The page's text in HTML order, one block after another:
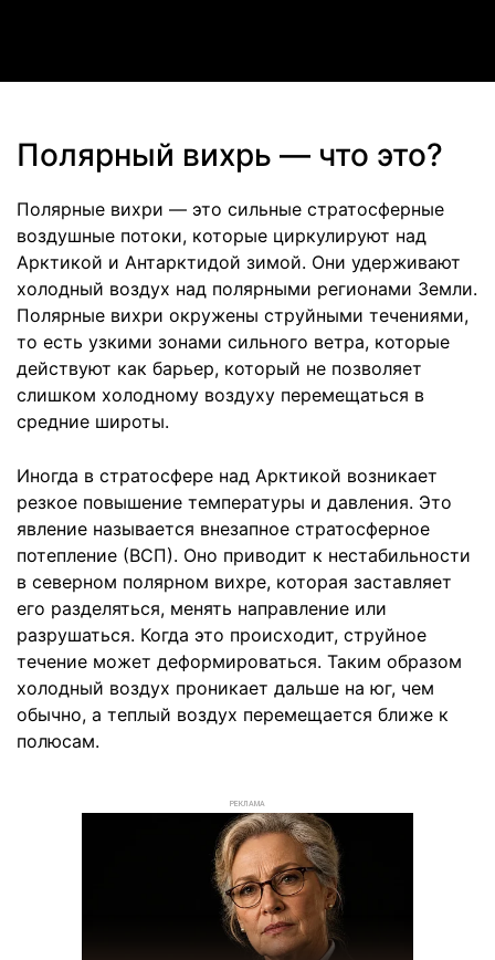
Полярный вихрь — что это?
Полярные вихри — это сильные стратосферные
воздушные потоки, которые циркулируют над
Арктикой и Антарктидой зимой. Они удерживают
холодный воздух над полярными регионами Земли.
Полярные вихри окружены струйными течениями,
то есть узкими зонами сильного ветра, которые
действуют как барьер, который не позволяет
слишком холодному воздуху перемещаться в
средние широты.
Иногда в стратосфере над Арктикой возникает
резкое повышение температуры и давления. Это
явление называется внезапное стратосферное
потепление (ВСП). Оно приводит к нестабильности
в северном полярном вихре, которая заставляет
его разделяться, менять направление или
разрушаться. Когда это происходит, струйное
течение может деформироваться. Таким образом
холодный воздух проникает дальше на юг, чем
обычно, а теплый воздух перемещается ближе к
полюсам.
РЕКЛАМА